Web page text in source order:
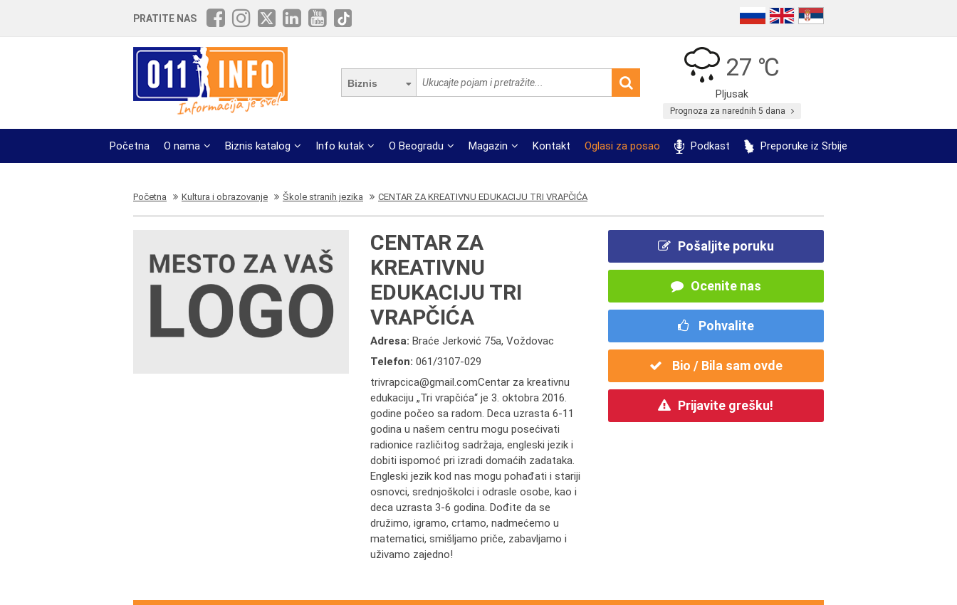
PRATITE NAS
Biznis
27 ℃
Pljusak
Prognoza za narednih 5 dana
Početna O nama Biznis katalog Info kutak O Beogradu Magazin Kontakt Oglasi za posao Podkast Preporuke iz Srbije
Početna Kultura i obrazovanje Škole stranih jezika CENTAR ZA KREATIVNU EDUKACIJU TRI VRAPČIĆA
CENTAR ZA
KREATIVNU
EDUKACIJU TRI
VRAPČIĆA
Adresa:Braće Jerković 75a, Voždovac
Telefon:061/3107-029
trivrapcica@gmail.comCentar za kreativnu
edukaciju „Tri vrapčića“ je 3. oktobra 2016.
godine počeo sa radom. Deca uzrasta 6-11
godina u našem centru mogu posećivati
radionice različitog sadržaja, engleski jezik i
dobiti ispomoć pri izradi domaćih zadataka.
Engleski jezik kod nas mogu pohađati i stariji
osnovci, srednjoškolci i odrasle osobe, kao i
deca uzrasta 3-6 godina. Dođite da se
družimo, igramo, crtamo, nadmećemo u
matematici, smišljamo priče, zabavljamo i
uživamo zajedno!
Pošaljite poruku
Ocenite nas
Pohvalite
Bio / Bila sam ovde
Prijavite grešku!